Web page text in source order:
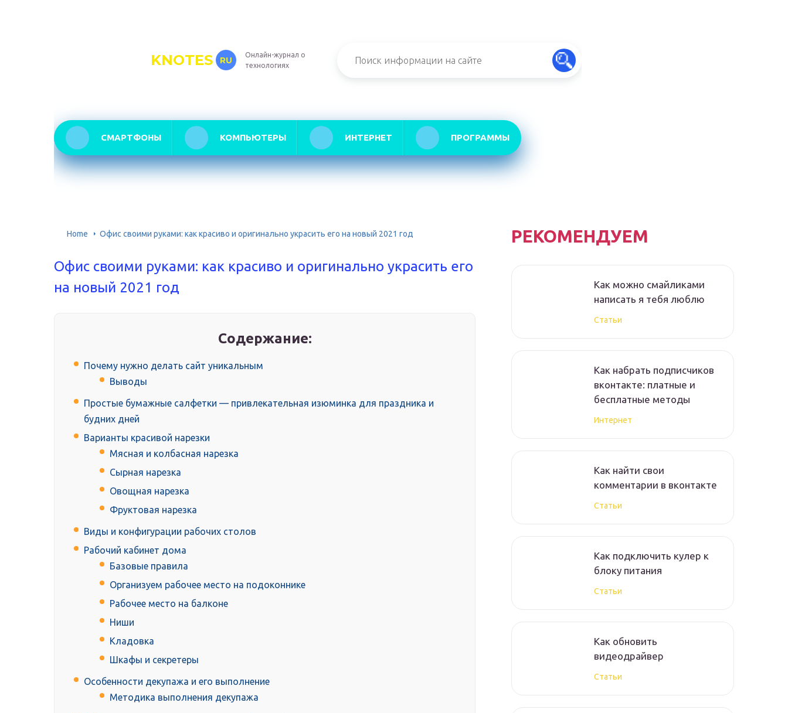
KNOTES RU
Онлайн-журнал о
технологиях
СМАРТФОНЫ КОМПЬЮТЕРЫ ИНТЕРНЕТ ПРОГРАММЫ
Home Офис своими руками: как красиво и оригинально украсить его на новый 2021 год
Офис своими руками: как красиво и оригинально украсить его
на новый 2021 год
Содержание:
Почему нужно делать сайт уникальным
Выводы
Простые бумажные салфетки — привлекательная изюминка для праздника и
будних дней
Варианты красивой нарезки
Мясная и колбасная нарезка
Сырная нарезка
Овощная нарезка
Фруктовая нарезка
Виды и конфигурации рабочих столов
Рабочий кабинет дома
Базовые правила
Организуем рабочее место на подоконнике
Рабочее место на балконе
Ниши
Кладовка
Шкафы и секретеры
Особенности декупажа и его выполнение
Методика выполнения декупажа
РЕКОМЕНДУЕМ
Как можно смайликами
написать я тебя люблю
Статьи
Как набрать подписчиков
вконтакте: платные и
бесплатные методы
Интернет
Как найти свои
комментарии в вконтакте
Статьи
Как подключить кулер к
блоку питания
Статьи
Как обновить
видеодрайвер
Статьи